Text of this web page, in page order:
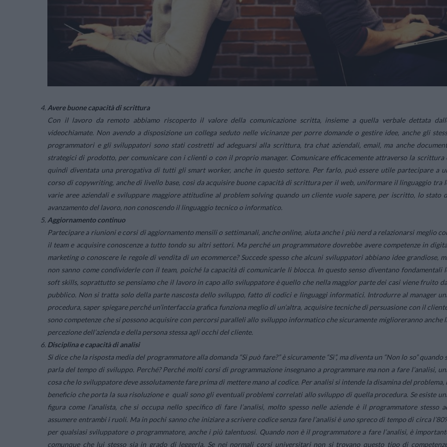
Avere buone capacità di scrittura
Con il lavoro da remoto abbiamo riscoperto il valore della comunicazione scritta, insieme a quella verbale dettata
videochiamate. Non avendo a disposizione un collega seduto nelle vicinanze per porre domande o gestire idee, anche gli
programmatori e gli sviluppatori sono stati costretti ad adeguarsi alla scrittura, tra chat aziendali, email, ma anche
strategici di prodotto, per comunicare con i clienti o con il proprio manager. Comunicare efficacemente attraverso la scrittura
quindi diventata una prerogativa di tutti gli smart worker, anche in questo settore. Per farlo, può essere utile partecipare a
corso di copywriting, anche di livello base, così da acquisire buone capacità di scrittura per il web, uniformare il linguaggio tra
varie aree aziendali e sviluppare maggiore attitudine al problem solving quando un cliente vuole sapere, per iscritto, lo stato
avanzamento del lavoro, non conoscendo il linguaggio tecnico o informatico.
Aggiornamento continuo
Partecipare a riunioni e corsi di aggiornamento mensili o settimanali, anche online, aiuta anche i più nerd a relazionarsi meglio
il team e acquisire conoscenze a tutto tondo su altri settori. Ma perché un programmatore dovrebbe avere competenze in
marketing o conoscere le regole di vendita di un ecommerce? Succede spesso che alcuni sviluppatori abbiano idee grandiose,
non sanno come condividerle con il team, poiché la capacità di comunicarle li blocca. In questo senso diventano fondamentali
soft skills, soprattutto se pensiamo che il lavoro in capo allo sviluppatore è quello che nella maggior parte dei casi viene fruito
pubblico. Non si tratta solo della parte nascosta dello sviluppo, fatto di codici e linguaggi informatici. Introdurre al manager
procedura, saper spiegare perché un’interfaccia grafica funziona meglio di un’altra, acquisire tecniche di persuasione con il
sono competenze che si possono acquisire con percorsi paralleli allo sviluppo informatico che sicuramente miglioreranno anche
percezione dell’azienda e della persona stessa agli occhi del cliente.
Disciplina e capacità di analisi
Si dice che la risposta media del programmatore alla domanda “Si può fare?” è sicuramente “Sì”, ma diventa un “Non lo so” quando
parla del tempo di sviluppo. Perché? Perché molti corsi di programmazione insegnano a programmare ma non a fare l’analisi,
cosa che lo sviluppatore deve assolutamente fare prima di mettere mano al codice. Per analisi si intende la disamina del problema,
beneficio che porta la sua risoluzione e quali sono gli eventuali problemi correlati allo sviluppo di quella procedura. Se esiste
figura come l’analista, che si occupa nello specifico di fare l’analisi, molto spesso nelle aziende è il programmatore stesso
assumere entrambi i ruoli. Ma in pochi sanno che iniziare a scrivere codice senza fare l’analisi è uno spreco di tempo di circa
per qualsiasi sviluppatore o programmatore, anche i più talentuosi. Quando non è il programmatore a fare l’analisi, è
comunque che lui stesso sia in grado di leggerla. Se nei normali corsi universitari non si trovano questo tipo di